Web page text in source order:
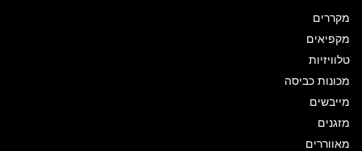
מקררים
מקפיאים
טלוויזיות
מכונות כביסה
מייבשים
מזגנים
מאווררים